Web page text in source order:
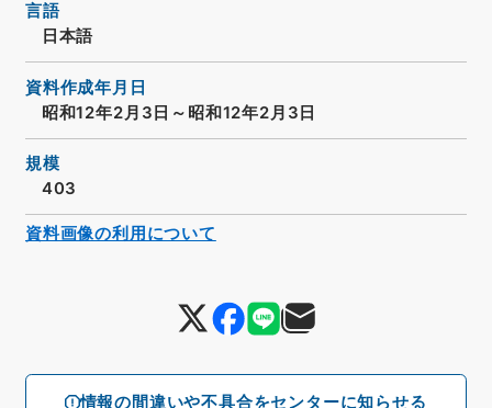
情報の間違いや不具合をセンターに知らせる
言語
日本語
資料作成年月日
昭和12年2月3日～昭和12年2月3日
規模
403
資料画像の利用について